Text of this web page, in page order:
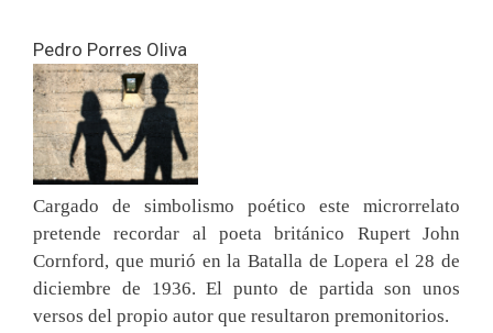
Pedro Porres Oliva
Cargado de simbolismo poético este microrrelato
pretende recordar al poeta británico Rupert John
Cornford, que murió en la Batalla de Lopera el 28 de
diciembre de 1936. El punto de partida son unos
versos del propio autor que resultaron premonitorios.